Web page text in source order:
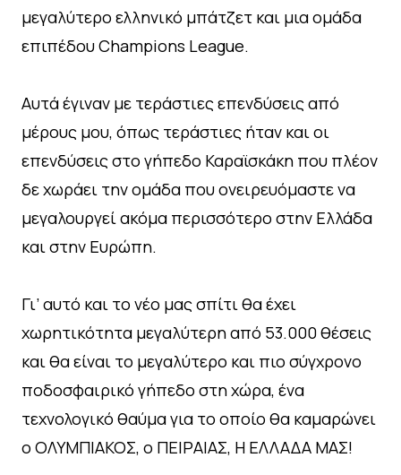
μεγαλύτερο ελληνικό μπάτζετ και μια ομάδα
επιπέδου Champions League.
Αυτά έγιναν με τεράστιες επενδύσεις από
μέρους μου, όπως τεράστιες ήταν και οι
επενδύσεις στο γήπεδο Καραϊσκάκη που πλέον
δε χωράει την ομάδα που ονειρευόμαστε να
μεγαλουργεί ακόμα περισσότερο στην Ελλάδα
και στην Ευρώπη.
Γι’ αυτό και το νέο μας σπίτι θα έχει
χωρητικότητα μεγαλύτερη από 53.000 θέσεις
και θα είναι το μεγαλύτερο και πιο σύγχρονο
ποδοσφαιρικό γήπεδο στη χώρα, ένα
τεχνολογικό θαύμα για το οποίο θα καμαρώνει
ο ΟΛΥΜΠΙΑΚΟΣ, ο ΠΕΙΡΑΙΑΣ, Η ΕΛΛΑΔΑ ΜΑΣ!